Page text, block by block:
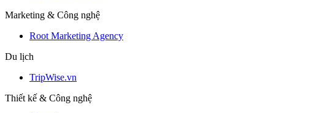
Marketing & Công nghệ
Root Marketing Agency
Du lịch
TripWise.vn
Thiết kế & Công nghệ